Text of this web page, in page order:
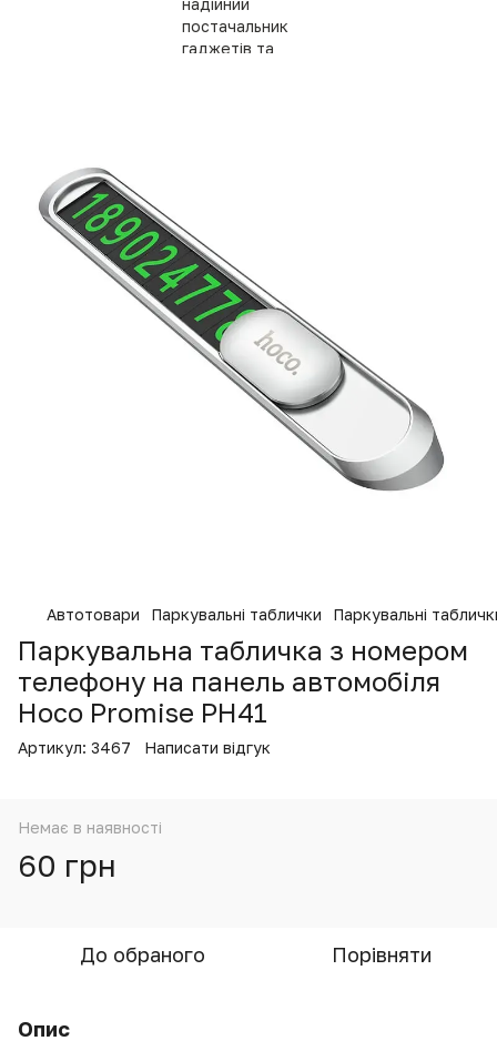
Автотовари Паркувальні таблички Паркувальні
Паркувальна табличка з номером
телефону на панель автомобіля
Hoco Promise PH41
Артикул: 3467 Написати відгук
Немає в наявності
60 грн
До обраного Порівняти
Опис